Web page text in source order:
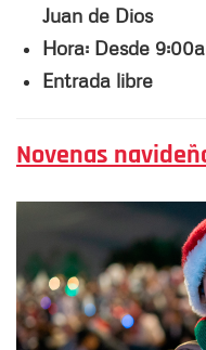
Juan de Dios
Hora: Desde
Entrada libre
Novenas